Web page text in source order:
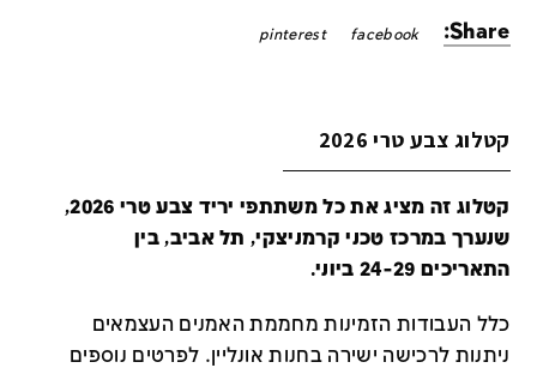
Share:
facebook
pinterest
קטלוג צבע טרי 2026
קטלוג זה מציג את כל משתתפי יריד צבע טרי 2026,
שנערך במרכז טכני קרמניצקי, תל אביב, בין
התאריכים 24-29 ביוני.
כלל העבודות הזמינות מחממת האמנים העצמאים
ניתנות לרכישה ישירה בחנות אונליין. לפרטים נוספים